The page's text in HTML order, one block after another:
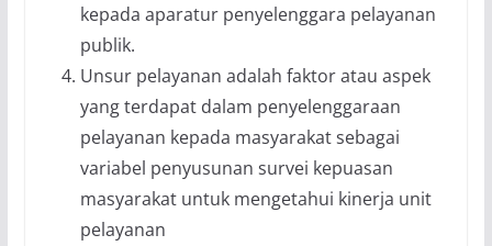
kepada aparatur penyelenggara pelayanan
publik.
Unsur pelayanan adalah faktor atau aspek
yang terdapat dalam penyelenggaraan
pelayanan kepada masyarakat sebagai
variabel penyusunan survei kepuasan
masyarakat untuk mengetahui kinerja unit
pelayanan